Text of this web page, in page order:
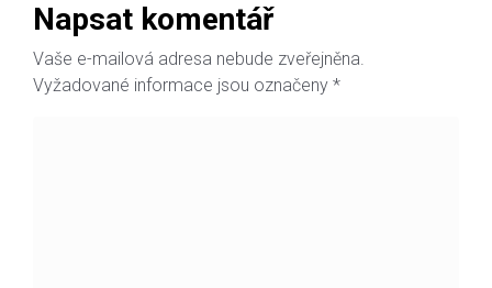
Napsat komentář
Vaše e-mailová adresa nebude zveřejněna.
Vyžadované informace jsou označeny *